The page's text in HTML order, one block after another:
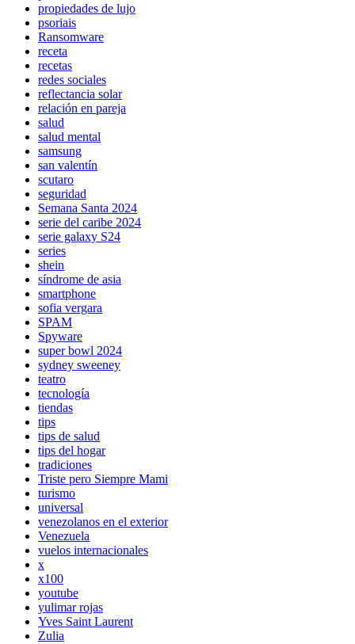
propiedades de lujo
psoriais
Ransomware
receta
recetas
redes sociales
reflectancia solar
relación en pareja
salud
salud mental
samsung
san valentín
scutaro
seguridad
Semana Santa 2024
serie del caribe 2024
serie galaxy S24
series
shein
síndrome de asia
smartphone
sofia vergara
SPAM
Spyware
super bowl 2024
sydney sweeney
teatro
tecnología
tiendas
tips
tips de salud
tips del hogar
tradiciones
Triste pero Siempre Mami
turismo
universal
venezolanos en el exterior
Venezuela
vuelos internacionales
x
x100
youtube
yulimar rojas
Yves Saint Laurent
Zulia